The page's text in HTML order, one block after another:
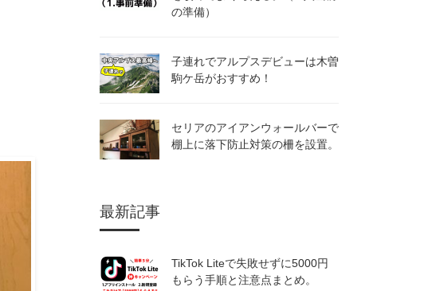
の準備）
子連れでアルプスデビューは木曽
駒ケ岳がおすすめ！
セリアのアイアンウォールバーで
棚上に落下防止対策の柵を設置。
最新記事
TikTok Liteで失敗せずに5000円
もらう手順と注意点まとめ。